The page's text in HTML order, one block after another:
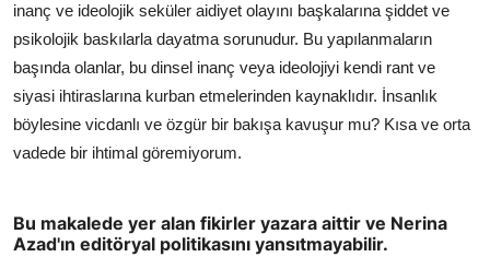
inanç ve ideolojik seküler aidiyet olayını başkalarına şiddet ve
psikolojik baskılarla dayatma sorunudur. Bu yapılanmaların
başında olanlar, bu dinsel inanç veya ideolojiyi kendi rant ve
siyasi ihtiraslarına kurban etmelerinden kaynaklıdır. İnsanlık
böylesine vicdanlı ve özgür bir bakışa kavuşur mu? Kısa ve orta
vadede bir ihtimal göremiyorum.
Bu makalede yer alan fikirler yazara aittir ve Nerina
Azad'ın editöryal politikasını yansıtmayabilir.